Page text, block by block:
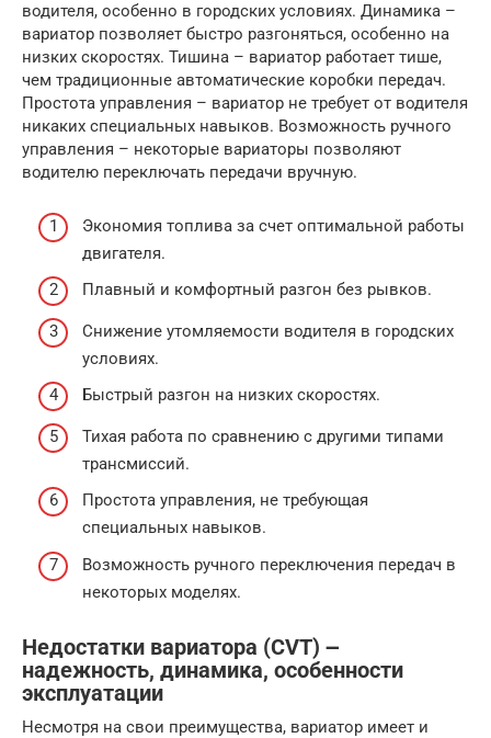
водителя, особенно в городских условиях. Динамика –
вариатор позволяет быстро разгоняться, особенно на
низких скоростях. Тишина – вариатор работает тише,
чем традиционные автоматические коробки передач.
Простота управления – вариатор не требует от водителя
никаких специальных навыков. Возможность ручного
управления – некоторые вариаторы позволяют
водителю переключать передачи вручную.
Экономия топлива за счет оптимальной работы
двигателя.
Плавный и комфортный разгон без рывков.
Снижение утомляемости водителя в городских
условиях.
Быстрый разгон на низких скоростях.
Тихая работа по сравнению с другими типами
трансмиссий.
Простота управления, не требующая
специальных навыков.
Возможность ручного переключения передач в
некоторых моделях.
Недостатки вариатора (CVT) ౼
надежность, динамика, особенности
эксплуатации
Несмотря на свои преимущества, вариатор имеет и